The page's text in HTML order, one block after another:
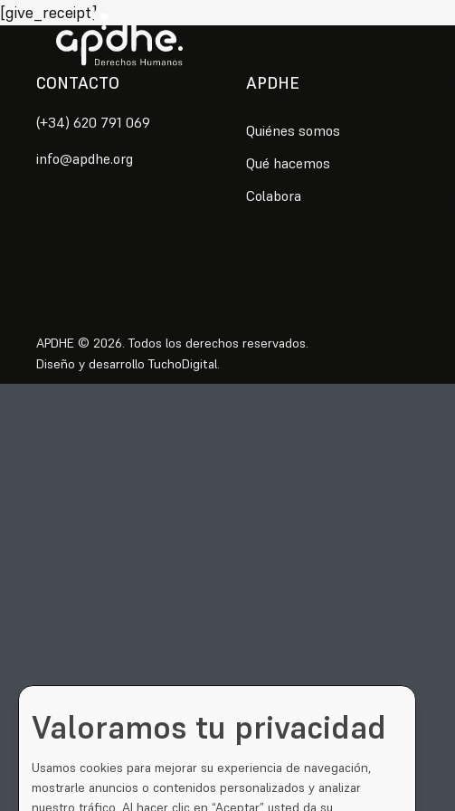
Saltar
[give_receipt]
CONTACTO
(+34) 620 791 069
info@apdhe.org
APDHE
Quiénes somos
Qué hacemos
Colabora
APDHE © 2026. Todos los derechos reservados.
Diseño y desarrolloTuchoDigital.
Valoramos tu privacidad
Usamos cookies para mejorar su experiencia de navegación,
mostrarle anuncios o contenidos personalizados y analizar
nuestro tráfico. Al hacer clic en “Aceptar” usted da su